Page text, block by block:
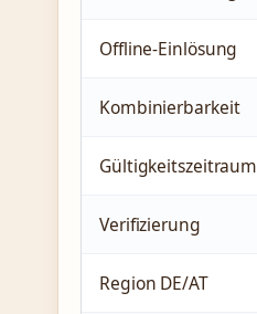
Offline-Einlösung
Kombinierbarkeit
Gültigkeitszeitraum
Verifizierung
Region DE/AT